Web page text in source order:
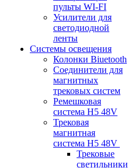
пульты WI-FI
Усилители для
светодиодной
ленты
Системы освещения
Колонки Biuetooth
Соединители для
магнитных
трековых систем
Ремешковая
система H5 48V
Трековая
магнитная
система H5 48V
Трековые
светильники